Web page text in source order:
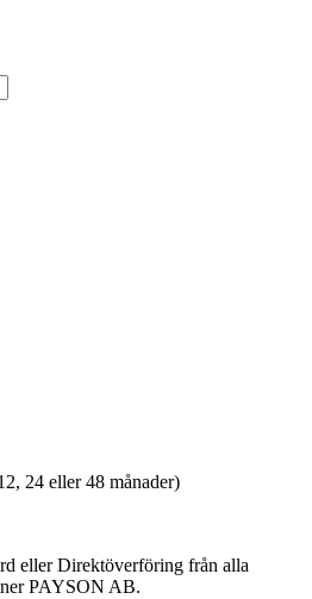
24 eller 48 månader)
eller Direktöverföring från alla
PAYSON AB.